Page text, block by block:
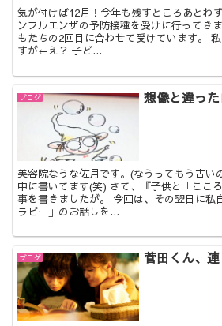
気が付けば12月！今年も残すところあとわ
ンフルエンザの予防接種を受けに行ってき
もたちの2回目に合わせて受けています。
すが←え？ 子ど...
ブログ 想像と違っ
美容院なうな佐月です。(なうってもう古い
中に書いてます(笑) さて、『子供と「ここ
事を書きましたが。 今回は、その翌日に私
ラピー」のお話しを...
ブログ 菅田くん、連